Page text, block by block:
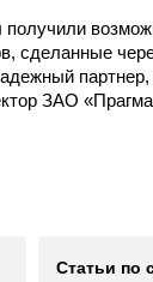
сделанные
ЗАО
Статьи по